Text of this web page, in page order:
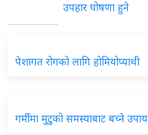
उपहार घोषणा हुने
पेशागत रोगको लागि होमियोप्याथी
गर्मीमा मुटुको समस्याबाट बच्ने उपाय